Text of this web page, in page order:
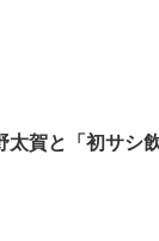
賀と「初サシ